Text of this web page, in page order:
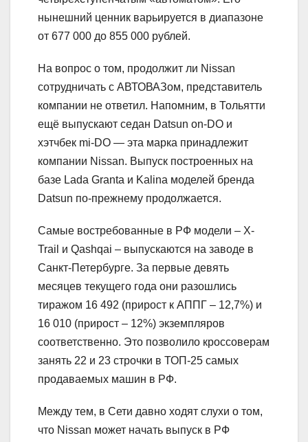
нынешний ценник варьируется в диапазоне
от 677 000 до 855 000 рублей.
На вопрос о том, продолжит ли Nissan
сотрудничать с АВТОВАЗом, представитель
компании не ответил. Напомним, в Тольятти
ещё выпускают седан Datsun on-DO и
хэтчбек mi-DO — эта марка принадлежит
компании Nissan. Выпуск построенных на
базе Lada Granta и Kalina моделей бренда
Datsun по-прежнему продолжается.
Самые востребованные в РФ модели – X-
Trail и Qashqai – выпускаются на заводе в
Санкт-Петербурге. За первые девять
месяцев текущего года они разошлись
тиражом 16 492 (прирост к АППГ – 12,7%) и
16 010 (прирост – 12%) экземпляров
соответственно. Это позволило кроссоверам
занять 22 и 23 строчки в ТОП-25 самых
продаваемых машин в РФ.
Между тем, в Сети давно ходят слухи о том,
что Nissan может начать выпуск в РФ